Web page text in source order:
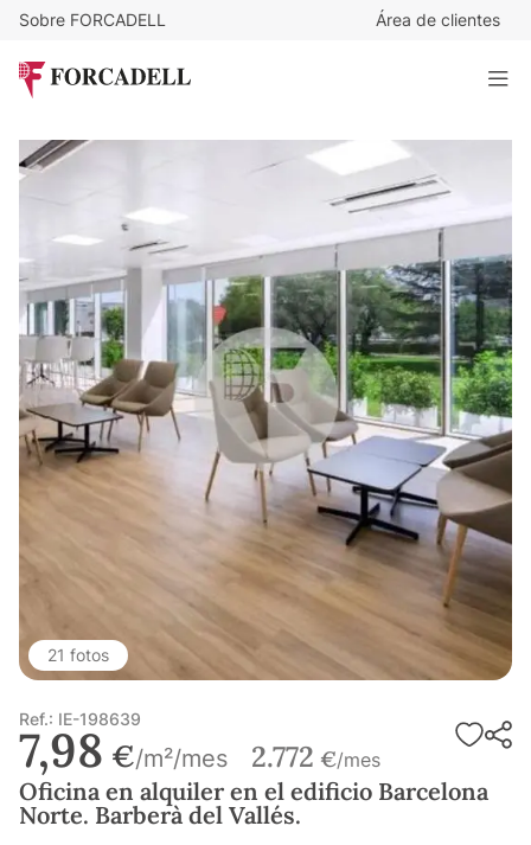
Sobre FORCADELL Área de clientes
Oficina en alquiler en el edificio Barcelona Norte. Barberà
del Vallés.
21 fotos
Ref.: IE-198639
7,98 €/m²/mes 2.772 €/mes
Oficina en alquiler en el edificio Barcelona
Norte. Barberà del Vallés.